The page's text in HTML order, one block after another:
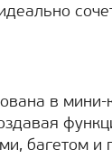
в
багетом и